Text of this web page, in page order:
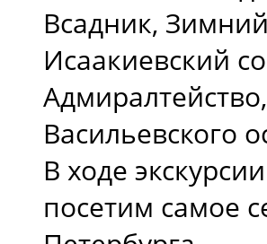
Всадник,
Исаакиевский
Васильевского
В ходе
посетим самое